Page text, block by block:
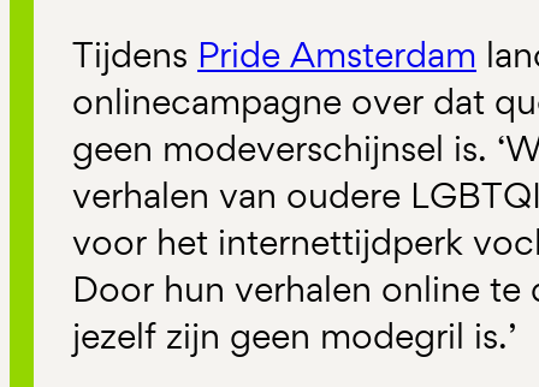
Tijdens Pride Amsterdam
onlinecampagne over dat
geen modeverschijnsel is.
verhalen van oudere
voor het internettijdperk
Door hun verhalen online te
jezelf zijn geen modegril is.’